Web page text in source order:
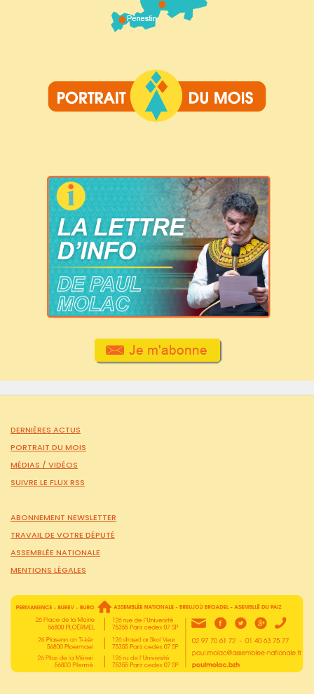
DERNIÈRES ACTUS
PORTRAIT DU MOIS
MÉDIAS / VIDÉOS
SUIVRE LE FLUX RSS
ABONNEMENT NEWSLETTER
TRAVAIL DE VOTRE DÉPUTÉ
ASSEMBLÉE NATIONALE
MENTIONS LÉGALES